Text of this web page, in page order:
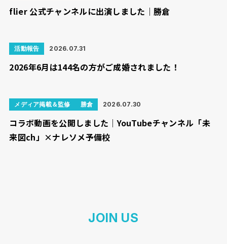
flier 公式チャンネルに出演しました｜勝倉
活動報告 2026.07.31
2026年6月は144名の方がご成婚されました！
メディア掲載＆監修 勝倉 2026.07.30
コラボ動画を公開しました｜YouTubeチャンネル「未
来図ch」×ナレソメ予備校
JOIN US